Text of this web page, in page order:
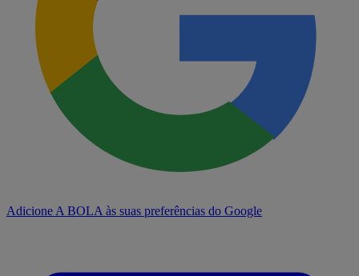
Adicione A BOLA às suas preferências do Google